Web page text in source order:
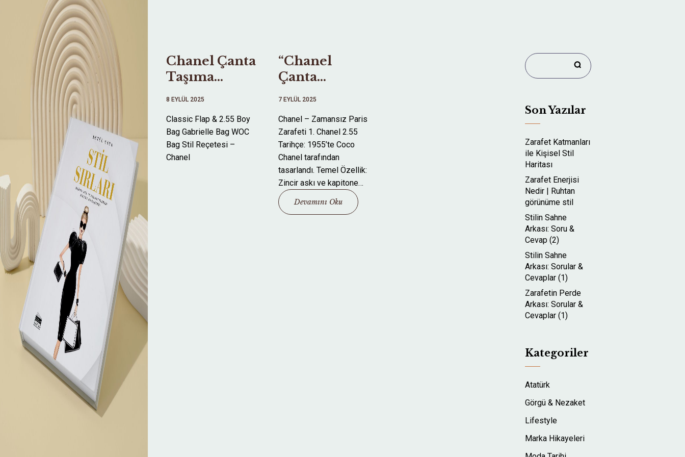
Chanel Çanta
Taşıma
Stilleri ve Stil
8 EYLÜL 2025
Classic Flap & 2.55 Boy
Bag Gabrielle Bag WOC
Bag Stil Reçetesi –
Chanel
“Chanel
Çanta
Modelleri ve
Rehberi”
7 EYLÜL 2025
Chanel – Zamansız Paris
Zarafeti 1. Chanel 2.55
Tarihçe: 1955’te Coco
Chanel tarafından
tasarlandı. Temel Özellik:
Zincir askı ve kapitone…
Devamını Oku
Son Yazılar
Zarafet Katmanları
ile Kişisel Stil
Haritası
Zarafet Enerjisi
Nedir | Ruhtan
görünüme stil
Stilin Sahne
Arkası: Soru &
Cevap (2)
Stilin Sahne
Arkası: Sorular &
Cevaplar (1)
Zarafetin Perde
Arkası: Sorular &
Cevaplar (1)
Kategoriler
Atatürk
Görgü & Nezaket
Lifestyle
Marka Hikayeleri
ANA SAYFA
HAKKIMDA
DANIŞMANLIK
BLOG
İLETİŞİM